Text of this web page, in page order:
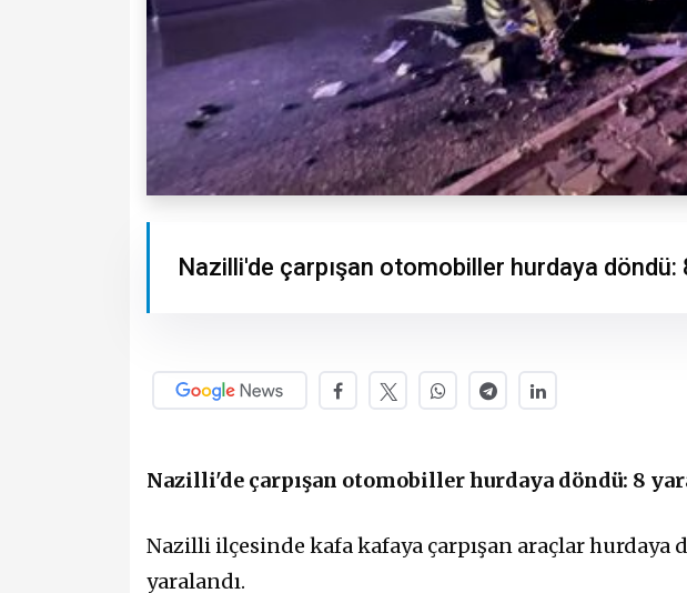
Nazilli'de çarpışan otomobiller hurdaya döndü:
Nazilli'de çarpışan otomobiller hurdaya döndü: 8
Nazilli ilçesinde kafa kafaya çarpışan araçlar hurdaya
yaralandı.